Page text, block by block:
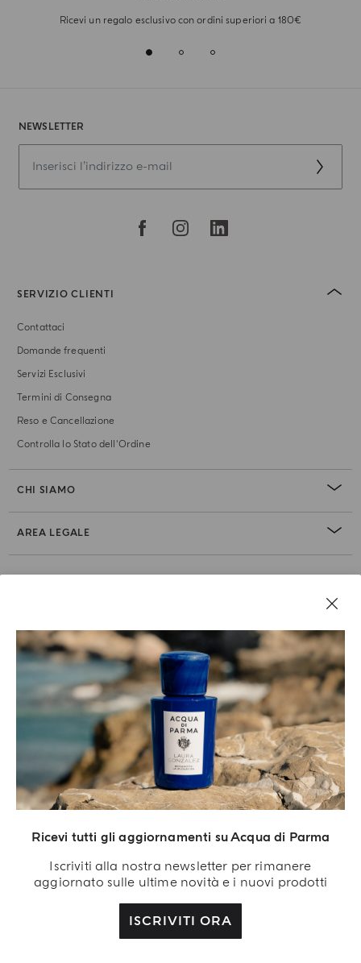
Ricevi tutti gli aggiornamenti su Acqua di Parma
Iscriviti alla nostra newsletter per rimanere
aggiornato sulle ultime novità e i nuovi prodotti
ISCRIVITI ORA
Ricevi un regalo esclusivo con ordini superiori a 180€
NEWSLETTER
SERVIZIO CLIENTI
Contattaci
Domande frequenti
Servizi Esclusivi
Termini di Consegna
Reso e Cancellazione
Controlla lo Stato dell'Ordine
CHI SIAMO
AREA LEGALE
Acqua di Parma S.r.l. Società a Responsabilità Limitata, Capitale sociale 420.000 €,
Sede legale presso Via Giovanni Spadolini 7 Palazzo B 20141 Milano – Italia.
Iscrizione al Registro delle Imprese n.IT04215670375 e partita IVA 04215670375